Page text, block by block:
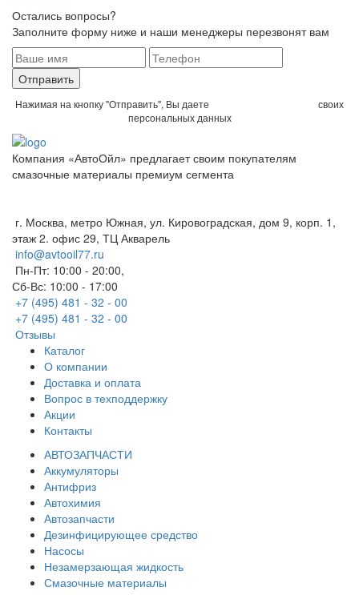
Остались вопросы?
Заполните форму ниже и наши менеджеры перезвонят вам
Отправить
Нажимая на кнопку "Отправить", Вы даете
своих
персональных данных
Компания «АвтоОйл» предлагает своим покупателям
смазочные материалы премиум сегмента
г. Москва, метро Южная, ул. Кировоградская, дом 9, корп. 1,
этаж 2. офис 29, ТЦ Акварель
info@avtooil77.ru
Пн-Пт: 10:00 - 20:00,
Сб-Вс: 10:00 - 17:00
+7 (495) 481 - 32 - 00
+7 (495) 481 - 32 - 00
Отзывы
Каталог
О компании
Доставка и оплата
Вопрос в техподдержку
Акции
Контакты
АВТОЗАПЧАСТИ
Аккумуляторы
Антифриз
Автохимия
Автозапчасти
Дезинфицирующее средство
Насосы
Незамерзающая жидкость
Смазочные материалы